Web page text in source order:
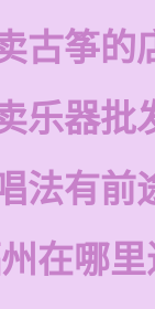
古筝的
乐器批
法有前
在哪